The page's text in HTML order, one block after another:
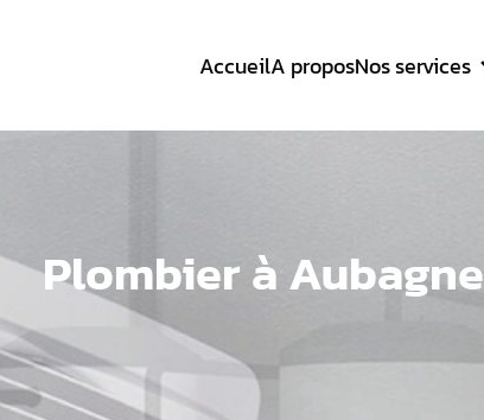
AccueilA proposNos services
Plombier à Aubagne